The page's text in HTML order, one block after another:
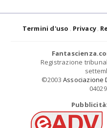
Termini d'uso Privacy
Registrazione
©2003 Associazione
Pubblicità: